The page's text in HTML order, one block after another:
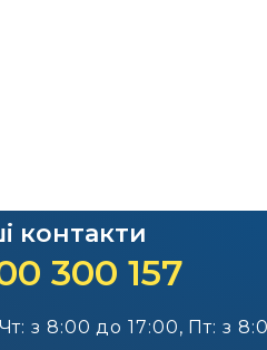
контакти
300 157
з 8:00 до 17:00, Пт: з